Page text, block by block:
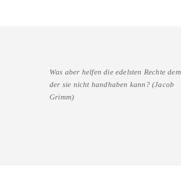
Was aber helfen die edelsten Rechte dem,
der sie nicht handhaben kann? (Jacob
Grimm)